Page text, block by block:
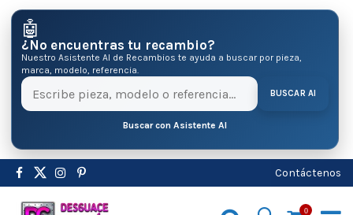
🤖
¿No encuentras tu recambio?
Nuestro Asistente AI de Recambios te ayuda a buscar por pieza,
marca, modelo, referencia.
BUSCAR AI
Buscar con Asistente AI
Contáctenos
0